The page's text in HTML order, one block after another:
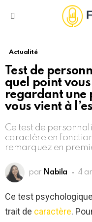
Actualité
Test de
quel point
regardant une
vous vient à
Ce test de
caractère en
remarquez en
par Nabila 4
Ce test
trait de caractère.